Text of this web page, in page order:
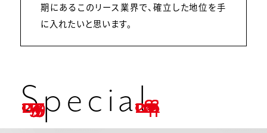
期にあるこのリース業界で、確立した地位を手
に入れたいと思います。
Special
01 02
03 04
05 06
07 08
09 10
11 12
13 14
15 16
17 18
19 20
21 22
23